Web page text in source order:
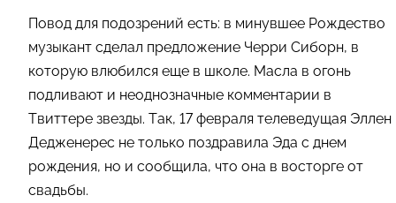
Повод для подозрений есть: в минувшее Рождество
музыкант сделал предложение Черри Сиборн, в
которую влюбился еще в школе. Масла в огонь
подливают и неоднозначные комментарии в
Твиттере звезды. Так, 17 февраля телеведущая Эллен
Дедженерес не только поздравила Эда с днем
рождения, но и сообщила, что она в восторге от
свадьбы.